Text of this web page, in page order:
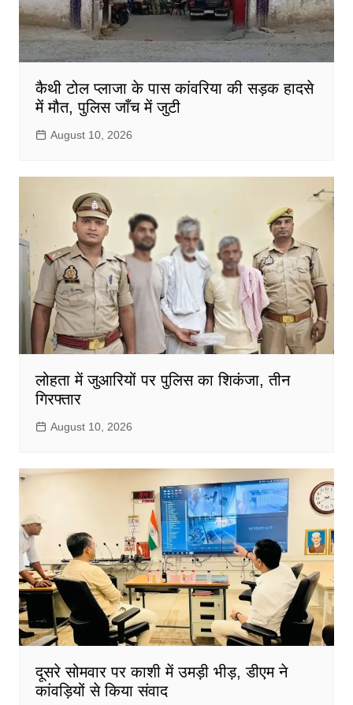
कैथी टोल प्लाजा के पास कांवरिया की सड़क हादसे
में मौत, पुलिस जाँच में जुटी
August 10, 2026
लोहता में जुआरियों पर पुलिस का शिकंजा, तीन
गिरफ्तार
August 10, 2026
दूसरे सोमवार पर काशी में उमड़ी भीड़, डीएम ने
कांवड़ियों से किया संवाद